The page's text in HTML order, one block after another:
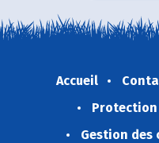
Accueil
Protection
Gestion des